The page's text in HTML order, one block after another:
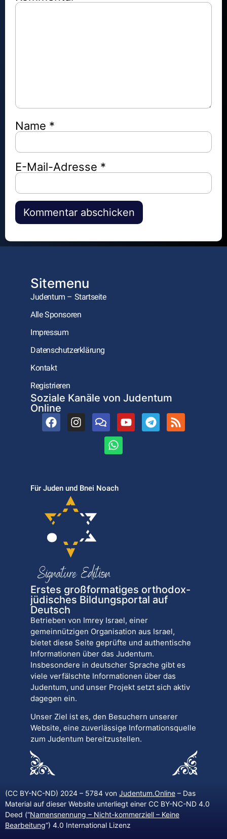
Name *
E-Mail-Adresse *
Alternative:
Sitemenu
Judentum – Startseite
Alle Sponsoren
Impressum
Datenschutzerklärung
Kontakt
Registrieren
Soziale Kanäle von Judentum
Online
Für Juden und Bnei Noach
Erstes großformatiges orthodox-
jüdisches Bildungsportal auf
Deutsch
Betrieben von Imrey Israel, einer
gemeinnützigen Organisation aus Israel,
bietet diese Seite geprüfte und authentische
Informationen über das Judentum.
Insbesondere in deutscher Sprache gibt es
viele verfälschte Informationen über das
Judentum, und unser Projekt setzt sich aktiv
dagegen ein.
Unser Ziel ist es, den Besuchern unserer
Website, eine zuverlässige Informationsquelle
zum Judentum bereitzustellen.
(CC BY-NC-ND) 2024 – 5784 von Judentum.Online – Das
Material auf dieser Website unterliegt einer CC BY-NC-ND 4.0
Deed (“Namensnennung – Nicht-kommerziell – Keine
Bearbeitung“) 4.0 International Lizenz